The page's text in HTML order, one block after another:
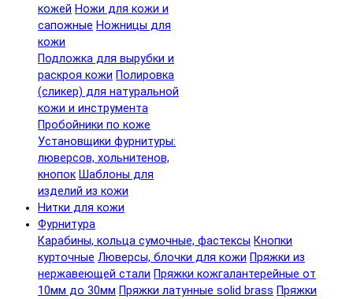
кожей Ножи для кожи и
сапожные Ножницы для
кожи
Подложка для вырубки и
раскроя кожи Полировка
(сликер) для натуральной
кожи и инструмента
Пробойники по коже
Установщики фурнитуры:
люверсов, хольнитенов,
кнопок Шаблоны для
изделий из кожи
Нитки для кожи
Фурнитура
Карабины, кольца сумочные, фастексы Кнопки
курточные Люверсы, блочки для кожи Пряжки из
нержавеющей стали Пряжки кожгалантерейные от
10мм до 30мм Пряжки латунные solid brass Пряжки